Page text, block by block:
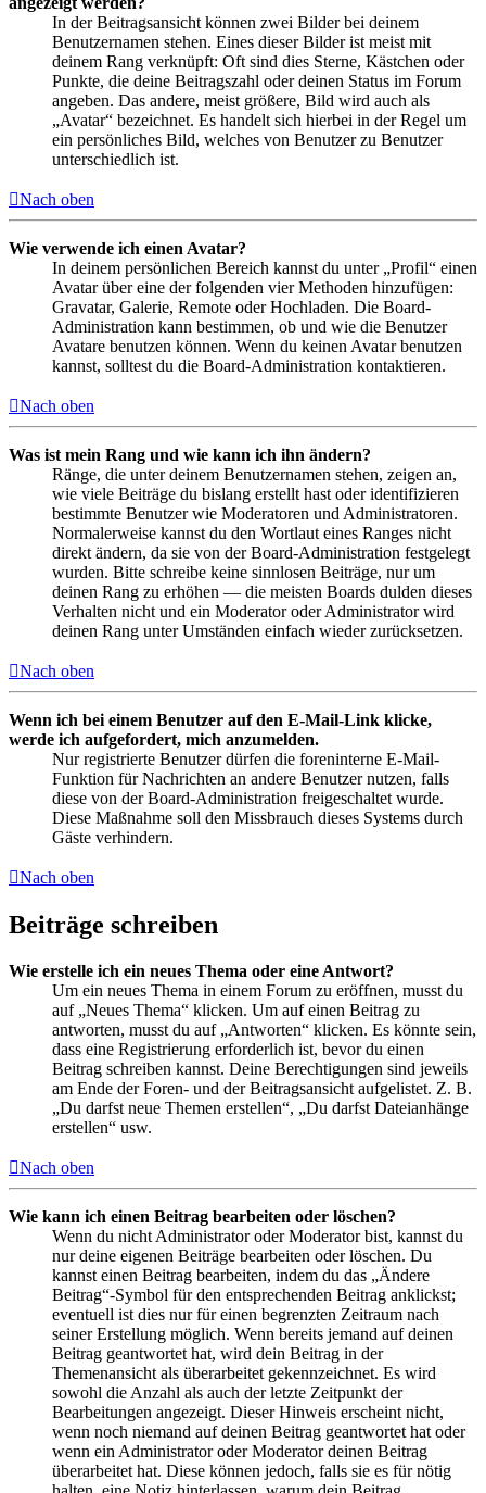
In der Beitragsansicht können zwei Bilder bei deinem
Benutzernamen stehen. Eines dieser Bilder ist meist mit
deinem Rang verknüpft: Oft sind dies Sterne, Kästchen oder
Punkte, die deine Beitragszahl oder deinen Status im Forum
angeben. Das andere, meist größere, Bild wird auch als
„Avatar“ bezeichnet. Es handelt sich hierbei in der Regel um
ein persönliches Bild, welches von Benutzer zu Benutzer
unterschiedlich ist.
Nach oben
Wie verwende ich einen Avatar?
In deinem persönlichen Bereich kannst du unter „Profil“ einen
Avatar über eine der folgenden vier Methoden hinzufügen:
Gravatar, Galerie, Remote oder Hochladen. Die Board-
Administration kann bestimmen, ob und wie die Benutzer
Avatare benutzen können. Wenn du keinen Avatar benutzen
kannst, solltest du die Board-Administration kontaktieren.
Nach oben
Was ist mein Rang und wie kann ich ihn ändern?
Ränge, die unter deinem Benutzernamen stehen, zeigen an,
wie viele Beiträge du bislang erstellt hast oder identifizieren
bestimmte Benutzer wie Moderatoren und Administratoren.
Normalerweise kannst du den Wortlaut eines Ranges nicht
direkt ändern, da sie von der Board-Administration festgelegt
wurden. Bitte schreibe keine sinnlosen Beiträge, nur um
deinen Rang zu erhöhen — die meisten Boards dulden dieses
Verhalten nicht und ein Moderator oder Administrator wird
deinen Rang unter Umständen einfach wieder zurücksetzen.
Nach oben
Wenn ich bei einem Benutzer auf den E-Mail-Link klicke,
werde ich aufgefordert, mich anzumelden.
Nur registrierte Benutzer dürfen die foreninterne E-Mail-
Funktion für Nachrichten an andere Benutzer nutzen, falls
diese von der Board-Administration freigeschaltet wurde.
Diese Maßnahme soll den Missbrauch dieses Systems durch
Gäste verhindern.
Nach oben
Beiträge schreiben
Wie erstelle ich ein neues Thema oder eine Antwort?
Um ein neues Thema in einem Forum zu eröffnen, musst du
auf „Neues Thema“ klicken. Um auf einen Beitrag zu
antworten, musst du auf „Antworten“ klicken. Es könnte sein,
dass eine Registrierung erforderlich ist, bevor du einen
Beitrag schreiben kannst. Deine Berechtigungen sind jeweils
am Ende der Foren- und der Beitragsansicht aufgelistet. Z. B.
„Du darfst neue Themen erstellen“, „Du darfst Dateianhänge
erstellen“ usw.
Nach oben
Wie kann ich einen Beitrag bearbeiten oder löschen?
Wenn du nicht Administrator oder Moderator bist, kannst du
nur deine eigenen Beiträge bearbeiten oder löschen. Du
kannst einen Beitrag bearbeiten, indem du das „Ändere
Beitrag“-Symbol für den entsprechenden Beitrag anklickst;
eventuell ist dies nur für einen begrenzten Zeitraum nach
seiner Erstellung möglich. Wenn bereits jemand auf deinen
Beitrag geantwortet hat, wird dein Beitrag in der
Themenansicht als überarbeitet gekennzeichnet. Es wird
sowohl die Anzahl als auch der letzte Zeitpunkt der
Bearbeitungen angezeigt. Dieser Hinweis erscheint nicht,
wenn noch niemand auf deinen Beitrag geantwortet hat oder
wenn ein Administrator oder Moderator deinen Beitrag
überarbeitet hat. Diese können jedoch, falls sie es für nötig